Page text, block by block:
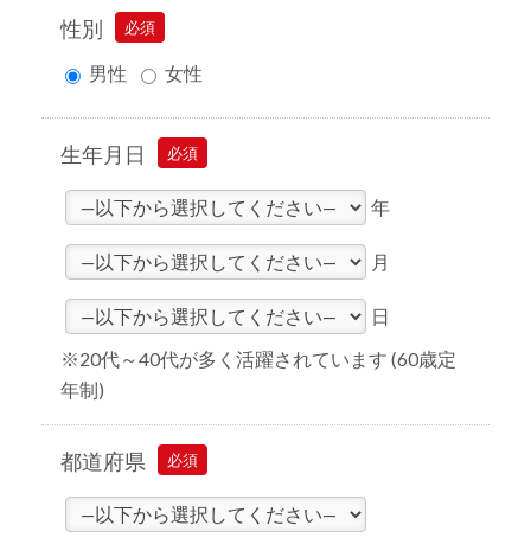
性別 必須
男性 女性
生年月日 必須
年
月
日
※20代～40代が多く活躍されています (60歳定
年制)
都道府県 必須